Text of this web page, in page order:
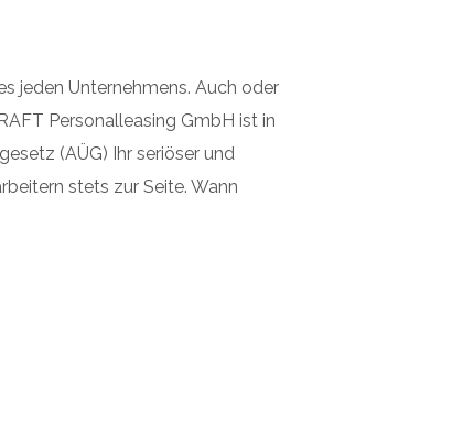
jeden Unternehmens. Auch oder
Personalleasing GmbH ist in
(AÜG) Ihr seriöser und
stets zur Seite. Wann